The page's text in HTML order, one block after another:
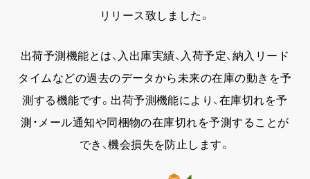
コンサルティング
ニュース
リリース致しました。
出荷予測機能とは、入出庫実績、入荷予定、納入リード
タイムなどの過去のデータから未来の在庫の動きを予
測する機能です。 出荷予測機能により、在庫切れを予
測・メール通知や同梱物の在庫切れを予測することが
でき、機会損失を防止します。